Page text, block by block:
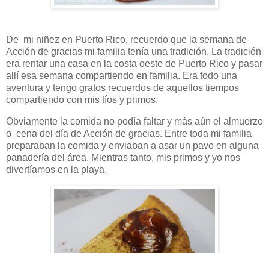
De mi niñez en Puerto Rico, recuerdo que la semana de
Acción de gracias mi familia tenía una tradición. La tradición
era rentar una casa en la costa oeste de Puerto Rico y pasar
allí esa semana compartiendo en familia. Era todo una
aventura y tengo gratos recuerdos de aquellos tiempos
compartiendo con mis tíos y primos.
Obviamente la comida no podía faltar y más aún el almuerzo
o cena del día de Acción de gracias. Entre toda mi familia
preparaban la comida y enviaban a asar un pavo en alguna
panadería del área. Mientras tanto, mis primos y yo nos
divertíamos en la playa.